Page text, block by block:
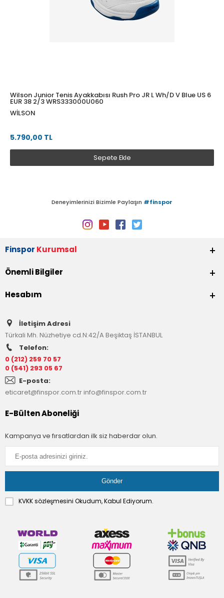
Wilson Junior Tenis Ayakkabısı Rush Pro JR L Wh/D V Blue US 6
EUR 38 2/3 WRS333000U060
WILSON
5.790,00 TL
Sepete Ekle
Deneyimlerinizi Bizimle Paylaşın #finspor
Finspor Kurumsal
Önemli Bilgiler
Hesabım
İletişim Adresi
Türkali Mh. Nüzhetiye cd.N:42/A Beşiktaş İSTANBUL
Telefon:
0 (212) 259 70 57
0 (541) 293 05 67
E-posta:
eticaret@finspor.com.trinfo@finspor.com.tr
E-Bülten Aboneliği
Kampanya ve fırsatlardan ilk siz haberdar olun.
KVKK sözleşmesini Okudum, Kabul Ediyorum.